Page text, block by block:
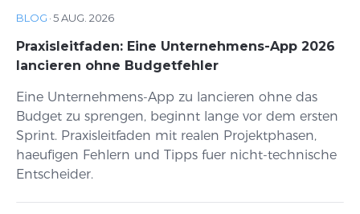
BLOG ·5 AUG. 2026
Praxisleitfaden: Eine Unternehmens-App 2026
lancieren ohne Budgetfehler
Eine Unternehmens-App zu lancieren ohne das
Budget zu sprengen, beginnt lange vor dem ersten
Sprint. Praxisleitfaden mit realen Projektphasen,
haeufigen Fehlern und Tipps fuer nicht-technische
Entscheider.